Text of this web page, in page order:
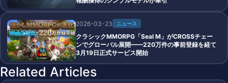
2026-03-23 ニュース
クラシックMMORPG「Seal M」がCROSSチェー
ンでグローバル展開——220万件の事前登録を経て
3月19日正式サービス開始
Related Articles